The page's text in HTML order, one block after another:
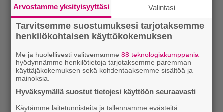
Arvostamme yksityisyyttäsi Valintasi
Tarvitsemme suostumuksesi tarjotaksemme
henkilökohtaisen käyttökokemuksen
Me ja huolellisesti valitsemamme88 teknologiakumppania
hyödynnämme henkilötietoja tarjotaksemme paremman
käyttäjäkokemuksen sekä kohdentaaksemme sisältöä ja
mainoksia.
Hyväksymällä suostut tietojesi käyttöön seuraavasti
Käytämme laitetunnisteita ja tallennamme evästeitä